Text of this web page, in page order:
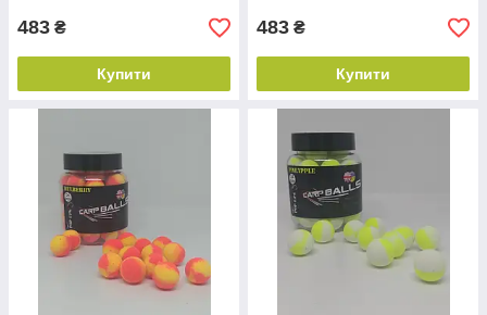
483 ₴
Купити
483 ₴
Купити